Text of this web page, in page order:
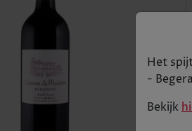
Het
-
Bekijk